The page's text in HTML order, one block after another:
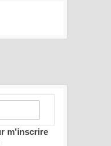
m'inscrire